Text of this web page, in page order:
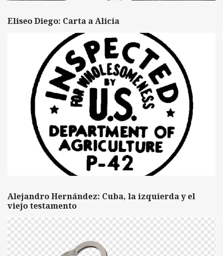
Eliseo Diego: Carta a Alicia
Alejandro Hernández: Cuba, la izquierda y el
viejo testamento